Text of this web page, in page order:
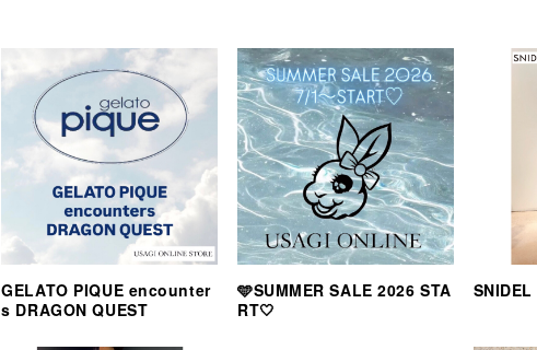
GELATO PIQUE encounter
s DRAGON QUEST
🩵SUMMER SALE 2026 STA
RT🤍
SNIDEL